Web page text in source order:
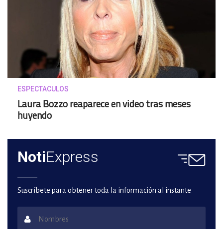
ESPECTACULOS
Laura Bozzo reaparece en video tras meses
huyendo
NotiExpress
Suscríbete para obtener toda la información al instante